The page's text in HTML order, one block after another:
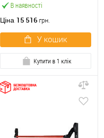
В наявності
із замком та ручкою
Ціна 15 516 грн.
У кошик
Купити в 1 клік